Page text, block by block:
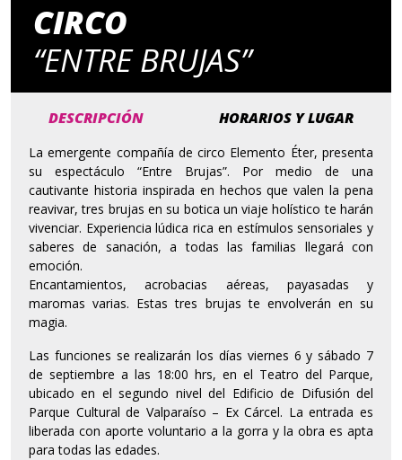
CIRCO
“ENTRE BRUJAS”
DESCRIPCIÓN HORARIOS Y LUGAR
La emergente compañía de circo Elemento Éter, presenta
su espectáculo “Entre Brujas”. Por medio de una
cautivante historia inspirada en hechos que valen la pena
reavivar, tres brujas en su botica un viaje holístico te harán
vivenciar. Experiencia lúdica rica en estímulos sensoriales y
saberes de sanación, a todas las familias llegará con
emoción.
Encantamientos, acrobacias aéreas, payasadas y
maromas varias. Estas tres brujas te envolverán en su
magia.
Las funciones se realizarán los días viernes 6 y sábado 7
de septiembre a las 18:00 hrs, en el Teatro del Parque,
ubicado en el segundo nivel del Edificio de Difusión del
Parque Cultural de Valparaíso – Ex Cárcel. La entrada es
liberada con aporte voluntario a la gorra y la obra es apta
para todas las edades.